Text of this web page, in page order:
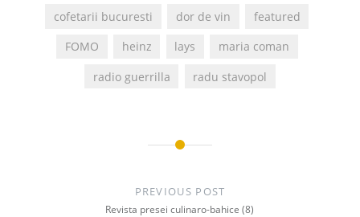
cofetarii bucuresti dor de vin
featured
FOMO
heinz lays
maria coman
radio guerrilla
radu stavopol
PREVIOUS POST
Revista presei culinaro-bahice (8)